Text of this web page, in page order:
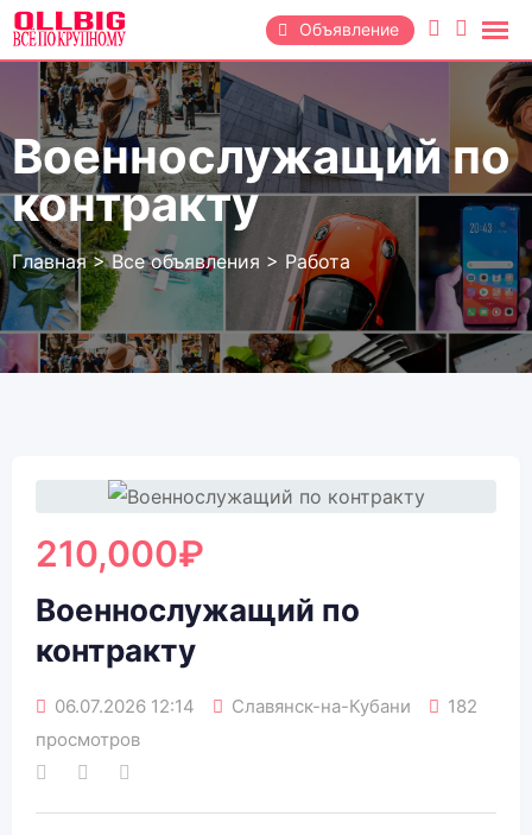
Перейти
содержанию
Объявление
Военнослужащий по
контракту
Главная>Все объявления > Работа
210,000₽
Военнослужащий по
контракту
06.07.2026 12:14 Славянск-на-Кубани
182
просмотров